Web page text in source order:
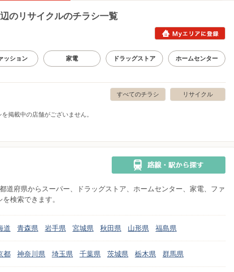
のリサイクルのチラシ一覧
ッション 家電 ドラッグストア ホームセンター
リサイクル
すべてのチラシ
掲載中の店舗がございません。
道府県からスーパー、ドラッグストア、ホームセンター、家電、ファ
検索できます。
道 青森県 岩手県 宮城県 秋田県 山形県 福島県
都 神奈川県 埼玉県 千葉県 茨城県 栃木県 群馬県